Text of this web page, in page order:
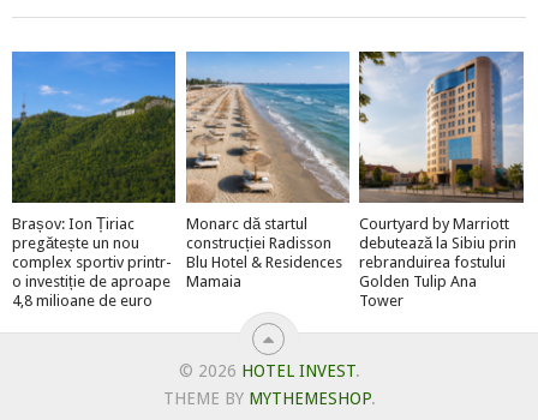
Brașov: Ion Țiriac
pregătește un nou
complex sportiv printr-
o investiție de aproape
4,8 milioane de euro
Monarc dă startul
construcției Radisson
Blu Hotel & Residences
Mamaia
Courtyard by Marriott
debutează la Sibiu prin
rebranduirea fostului
Golden Tulip Ana
Tower
© 2026 HOTEL INVEST.
THEME BY MYTHEMESHOP.